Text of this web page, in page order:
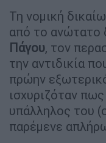
Τη νομική
από το ανώτατο
Πάγου, τον
την αντιδικία
πρώην
ισχυριζόταν
υπάλληλος του
παρέμενε